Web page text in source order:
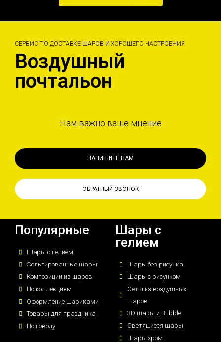
СЕРВИС ПО ДОСТАВКЕ ШАРОВ И ХОРОШЕГО НАСТРОЕНИЯ
Воздушный
почтальон
Нам важно ваше мнение
НАПИШИТЕ НАМ
ОБРАТНЫЙ ЗВОНОК
Популярные
Шары с гелием
Фольгированные шары
Композиции из шаров
По коллекциям
Оформление шариками
Товары для праздника
По поводу
Шары с
гелием
Шары без рисунка
Шары с рисунком
Сеты из воздушных
шаров
3D шары и Bubble
Светящиеся шары
Шары хром